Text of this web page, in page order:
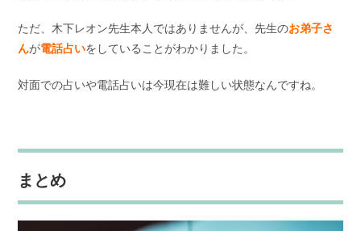
ただ、木下レオン先生本人ではありませんが、先生のお弟子さ
んが電話占いをしていることがわかりました。
対面での占いや電話占いは今現在は難しい状態なんですね。
まとめ